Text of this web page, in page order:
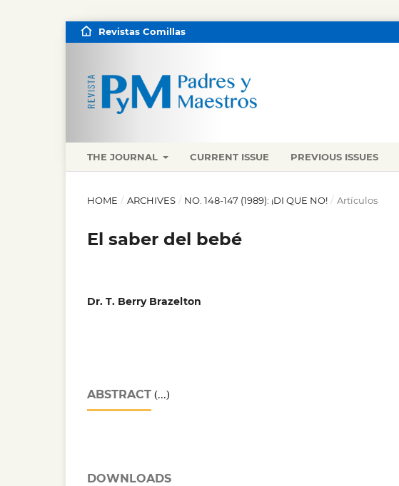
THE JOURNAL CURRENT ISSUE PREVIOUS ISSUES
Revistas Comillas
HOME / ARCHIVES / NO. 148-147 (1989): ¡DI QUE NO! / Artículos
El saber del bebé
Dr. T. Berry Brazelton
ABSTRACT (...)
DOWNLOADS